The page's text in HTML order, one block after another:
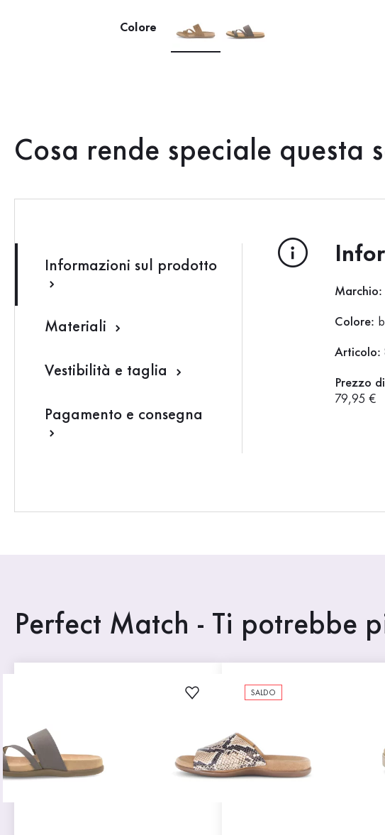
Colore
Cosa rende speciale questa
Informazioni sul prodotto
Materiali
Vestibilità e taglia
Pagamento e consegna
Marchio:
Colore:
Articolo:
Prezzo
79,95 €
Perfect Match - Ti potrebbe
SALDO